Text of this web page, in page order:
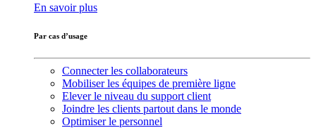
En savoir plus
Par cas d’usage
Connecter les collaborateurs
Mobiliser les équipes de première ligne
Elever le niveau du support client
Joindre les clients partout dans le monde
Optimiser le personnel